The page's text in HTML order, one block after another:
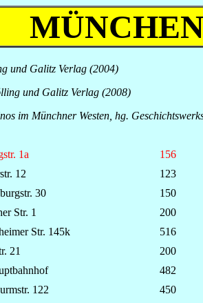
MÜNCHEN
und Galitz Verlag (2004)
und Galitz Verlag (2008)
im Münchner Westen, hg.
1a 156
12 123
30 150
Str. 1 200
Str. 145k 516
21 200
482
122 450